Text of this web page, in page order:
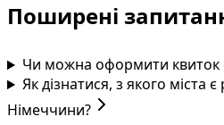
Поширені
Чи можна оформити квиток
Як дізнатися, з якого міста
Німеччини?